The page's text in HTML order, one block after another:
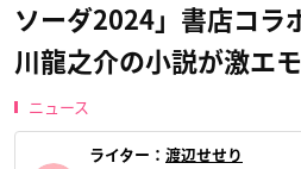
ソーダ2024」書店コラ
川龍之介の小説が激エ
ニュース
ライター： 渡辺せせり